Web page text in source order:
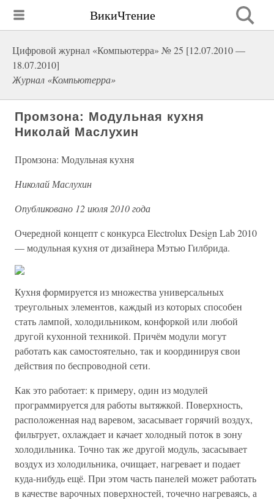
ВикиЧтение
Цифровой журнал «Компьютерра» № 25 [12.07.2010 —
18.07.2010]
Журнал «Компьютерра»
Промзона: Модульная кухня
Николай Маслухин
Промзона: Модульная кухня
Николай Маслухин
Опубликовано 12 июля 2010 года
Очередной концепт с конкурса Electrolux Design Lab 2010
— модульная кухня от дизайнера Мэтью Гилбрида.
Кухня формируется из множества универсальных
треугольных элементов, каждый из которых способен
стать лампой, холодильником, конфоркой или любой
другой кухонной техникой. Причём модули могут
работать как самостоятельно, так и координируя свои
действия по беспроводной сети.
Как это работает: к примеру, один из модулей
программируется для работы вытяжкой. Поверхность,
расположенная над варевом, засасывает горячий воздух,
фильтрует, охлаждает и качает холодный поток в зону
холодильника. Точно так же другой модуль, засасывает
воздух из холодильника, очищает, нагревает и подает
куда-нибудь ещё. При этом часть панелей может работать
в качестве варочных поверхностей, точечно нагреваясь, а